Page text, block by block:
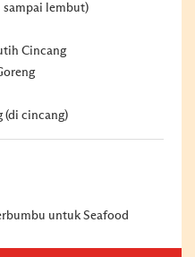
sampai lembut)
Cincang
(di cincang)
untuk Seafood